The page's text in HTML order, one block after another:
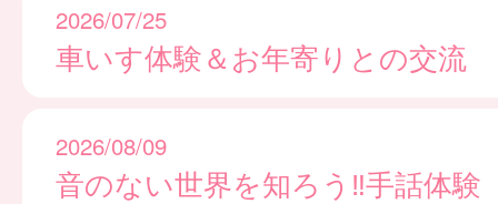
2026/07/25
車いす体験＆お年寄りとの交流
2026/08/09
音のない世界を知ろう‼手話体験